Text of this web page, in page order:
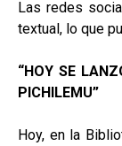
Las redes
textual, lo que
“HOY SE
PICHILEMU”
Hoy, en la